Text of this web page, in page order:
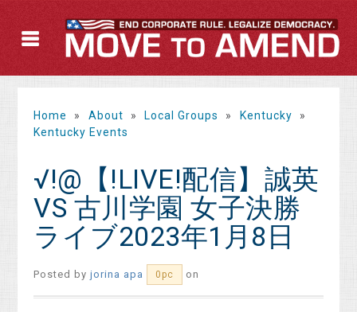
Home » About » Local Groups » Kentucky
»
Kentucky Events
√!@【!LIVE!配信】誠英
VS 古川学園 女子決勝
ライブ2023年1月8日
Posted byjorina apa 0pc on